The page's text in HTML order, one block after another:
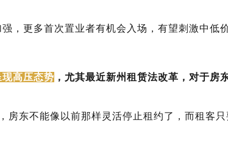
，更多首次置业者有机会入场，有望刺激中低
高压态势 ，尤其最近新州租赁法改革，对于房
房东不能像以前那样灵活停止租约了，而租客